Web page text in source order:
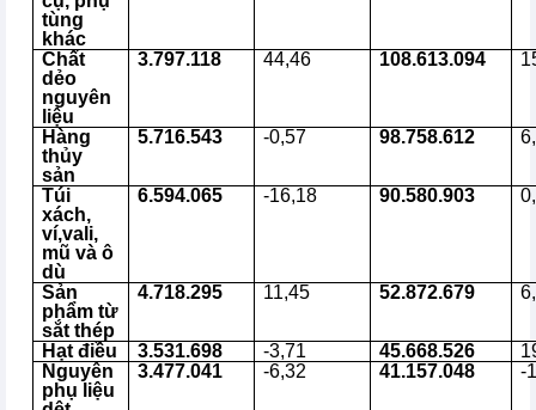
tùng
khác
Chất
dẻo
nguyên
liệu
3.797.118 44,46 108.613.094
Hàng
thủy
sản
5.716.543 -0,57 98.758.612
Túi
xách,
ví,vali,
mũ và ô
dù
6.594.065 -16,18 90.580.903
Sản
phẩm từ
sắt thép
4.718.295 11,45 52.872.679
Hạt điều 3.531.698 -3,71 45.668.526
Nguyên
phụ liệu
3.477.041 -6,32 41.157.048 -